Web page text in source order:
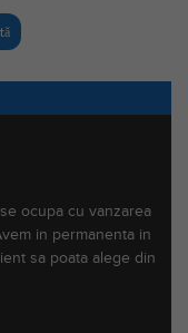
ocupa cu vanzarea
in permanenta in
sa poata alege din